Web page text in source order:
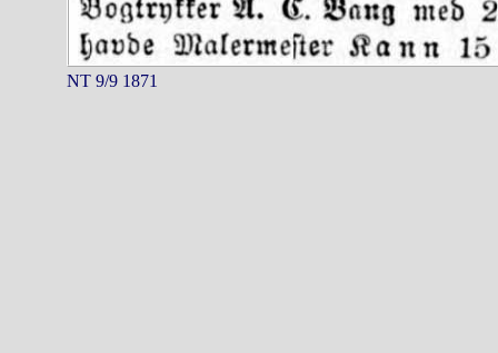
NT 9/9 1871